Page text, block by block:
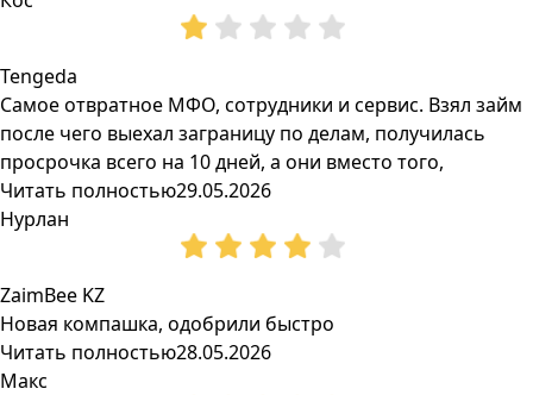
Tengeda
Самое отвратное МФО, сотрудники и сервис. Взял займ
после чего выехал заграницу по делам, получилась
просрочка всего на 10 дней, а они вместо того,
Читать полностью29.05.2026
Нурлан
ZaimBee KZ
Новая компашка, одобрили быстро
Читать полностью28.05.2026
Макс